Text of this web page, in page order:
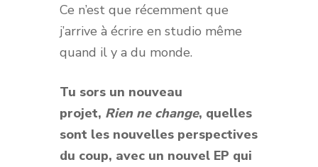
Ce n’est que récemment que
j’arrive à écrire en studio même
quand il y a du monde.
Tu sors un nouveau
projet, Rien ne change, quelles
sont les nouvelles perspectives
du coup, avec un nouvel EP qui